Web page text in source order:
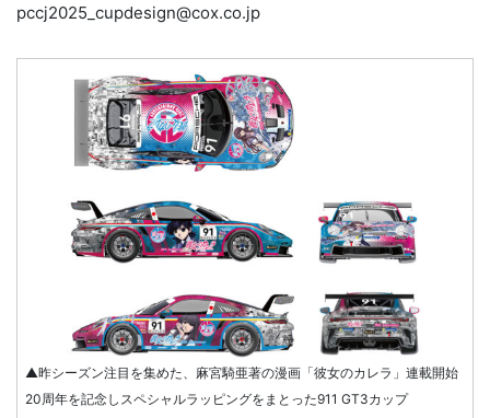
pccj2025_cupdesign@cox.co.jp
▲昨シーズン注目を集めた、麻宮騎亜著の漫画「彼女のカレラ」連載開始
20周年を記念しスペシャルラッピングをまとった911 GT3カップ